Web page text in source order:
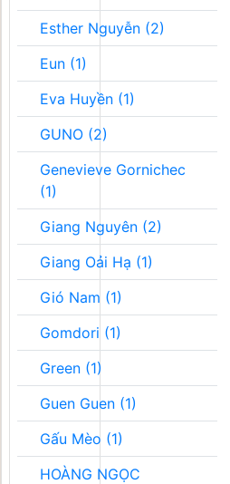
Esther Nguyễn (2)
Eun (1)
Eva Huyền (1)
GUNO (2)
Genevieve Gornichec
(1)
Giang Nguyên (2)
Giang Oải Hạ (1)
Gió Nam (1)
Gomdori (1)
Green (1)
Guen Guen (1)
Gấu Mèo (1)
HOÀNG NGỌC